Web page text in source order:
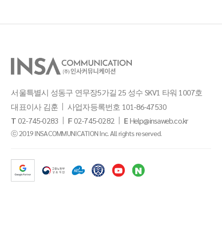
서울특별시 성동구 연무장5가길 25 성수 SKV1 타워 1007호
대표이사 김훈
사업자등록번호 101-86-47530
T02-745-0283 F02-745-0282 EHelp@insaweb.co.kr
ⓒ 2019 INSACOMMUNICATION Inc. All rights reserved.